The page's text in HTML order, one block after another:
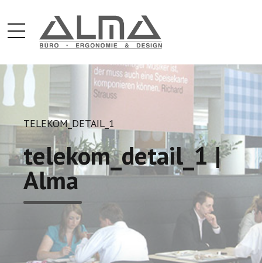
TELEKOM_DETAIL_1
telekom_detail_1 |
Alma